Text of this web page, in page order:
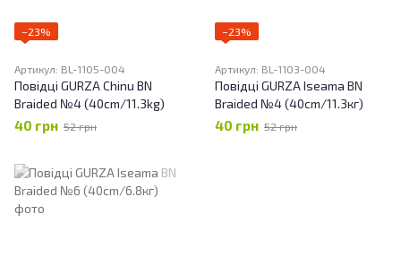
−23%
Артикул: BL-1105-004
Повідці GURZA Chinu BN
Braided №4 (40cm/11.3kg)
40 грн 52 грн
−23%
Артикул: BL-1103-004
Повідці GURZA Iseama BN
Braided №4 (40cm/11.3кг)
40 грн 52 грн